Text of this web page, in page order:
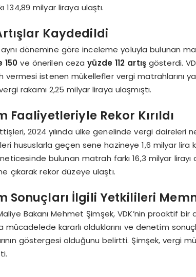
134,89 milyar liraya ulaştı.
Kaydedildi
aynı dönemine göre inceleme yoluyla bulunan
150 ve önerilen cezayüzde 112 artışgösterdi.
vermesi istenen mükellefler vergi matrahlarını
rakamı 2,25 milyar liraya ulaşmıştı.
Faaliyetleriyle Rekor Kırıldı
2024 yılında ülke genelinde vergi daireleri
hususlarla geçen sene hazineye 1,6 milyar lira
neticesinde bulunan matrah farkı 16,3 milyar
çıkarak rekor düzeye ulaştı.
Sonuçları İlgili Yetkilileri
Bakanı Mehmet Şimşek, VDK’nin proaktif
mücadelede kararlı olduklarını ve denetim
göstergesi olduğunu belirtti. Şimşek, vergi